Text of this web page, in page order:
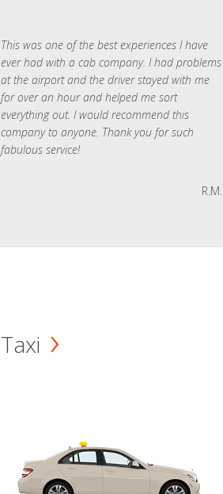
This was one of the best experiences I have
ever had with a cab company. I had problems
at the airport and the driver stayed with me
for over an hour and helped me sort
everything out. I would recommend this
company to anyone. Thank you for such
fabulous service!
R.M.
Taxi